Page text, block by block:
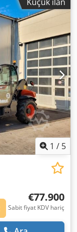
1 / 5
€77.900
Sabit fiyat KDV hariç